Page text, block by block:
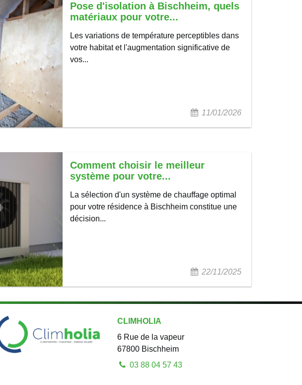
Pose d'isolation à Bischheim, quels
matériaux pour votre...
Les variations de température perceptibles dans
votre habitat et l'augmentation significative de
vos...
11/01/2026
Comment choisir le meilleur
système pour votre...
La sélection d'un système de chauffage optimal
pour votre résidence à Bischheim constitue une
décision...
22/11/2025
CLIMHOLIA
6 Rue de la vapeur
67800 Bischheim
03 88 04 57 43